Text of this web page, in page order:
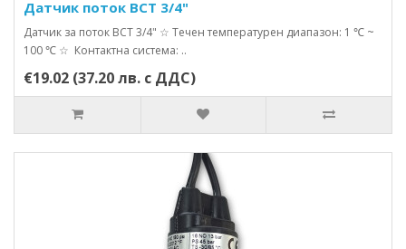
Датчик поток BCT 3/4"
Датчик за поток BCT 3/4" ☆ Течен температурен диапазон: 1 ℃ ~
100 ℃ ☆ Контактна система: ..
€19.02 (37.20 лв. с ДДС)